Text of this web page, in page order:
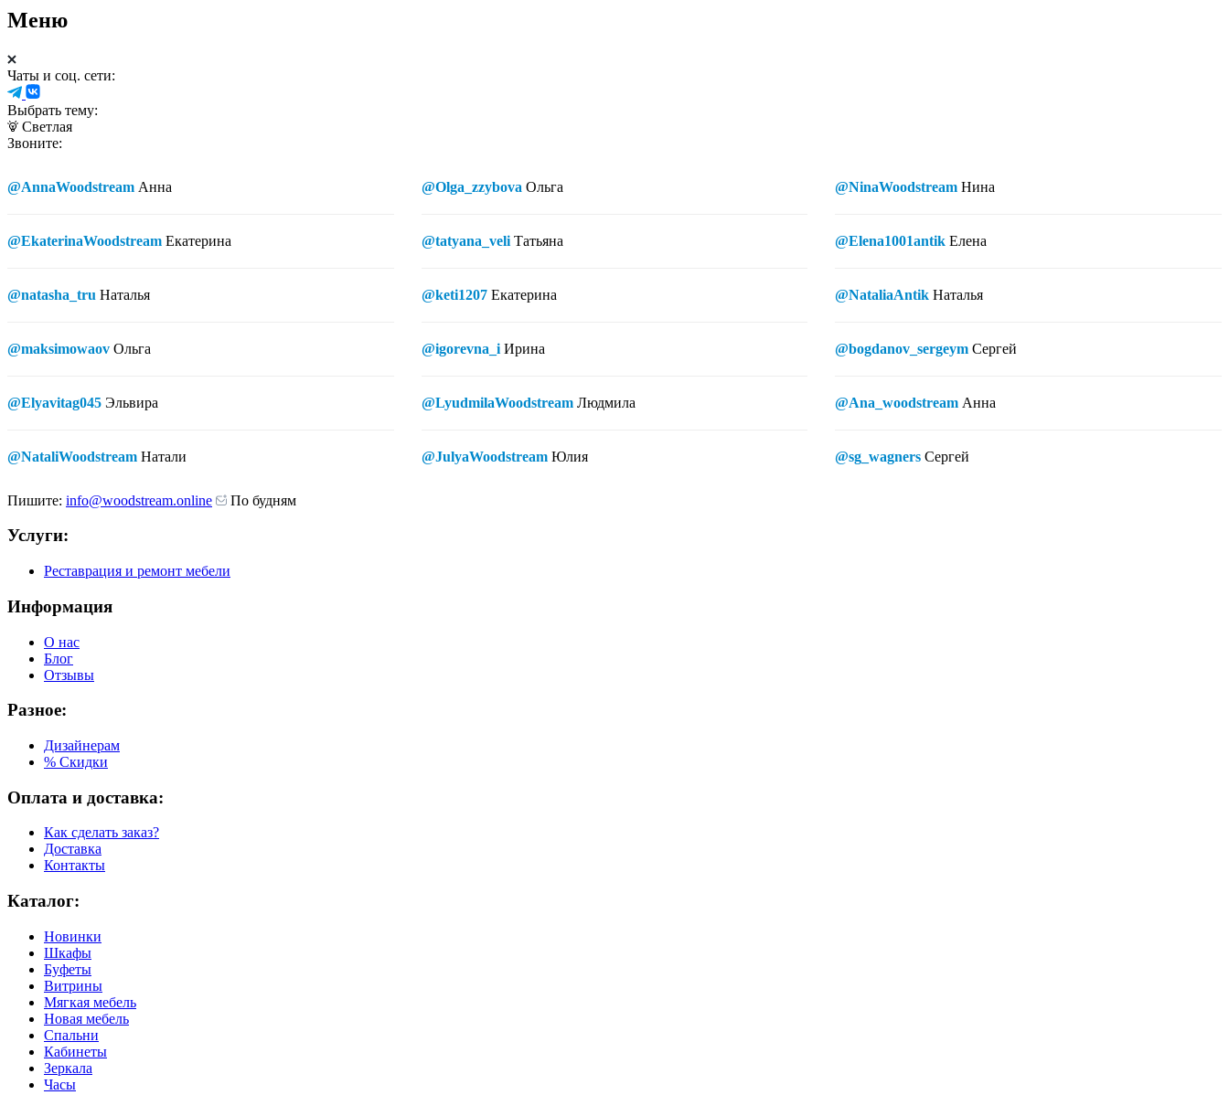
Меню
Чаты и соц. сети:
Выбрать тему:
Светлая
Звоните:
@AnnaWoodstream Анна
@EkaterinaWoodstream Екатерина
@natasha_tru Наталья
@maksimowaov Ольга
@Elyavitag045 Эльвира
@NataliWoodstream Натали
@Olga_zzybova Ольга
@tatyana_veli Татьяна
@keti1207 Екатерина
@igorevna_i Ирина
@LyudmilaWoodstream Людмила
@JulyaWoodstream Юлия
@NinaWoodstream Нина
@Elena1001antik Елена
@NataliaAntik Наталья
@bogdanov_sergeym Сергей
@Ana_woodstream Анна
@sg_wagners Сергей
Пишите: info@woodstream.online По будням
Услуги:
Реставрация и ремонт мебели
Информация
О нас
Блог
Отзывы
Разное:
Дизайнерам
% Скидки
Оплата и доставка:
Как сделать заказ?
Доставка
Контакты
Каталог:
Новинки
Шкафы
Буфеты
Витрины
Мягкая мебель
Новая мебель
Спальни
Кабинеты
Зеркала
Часы